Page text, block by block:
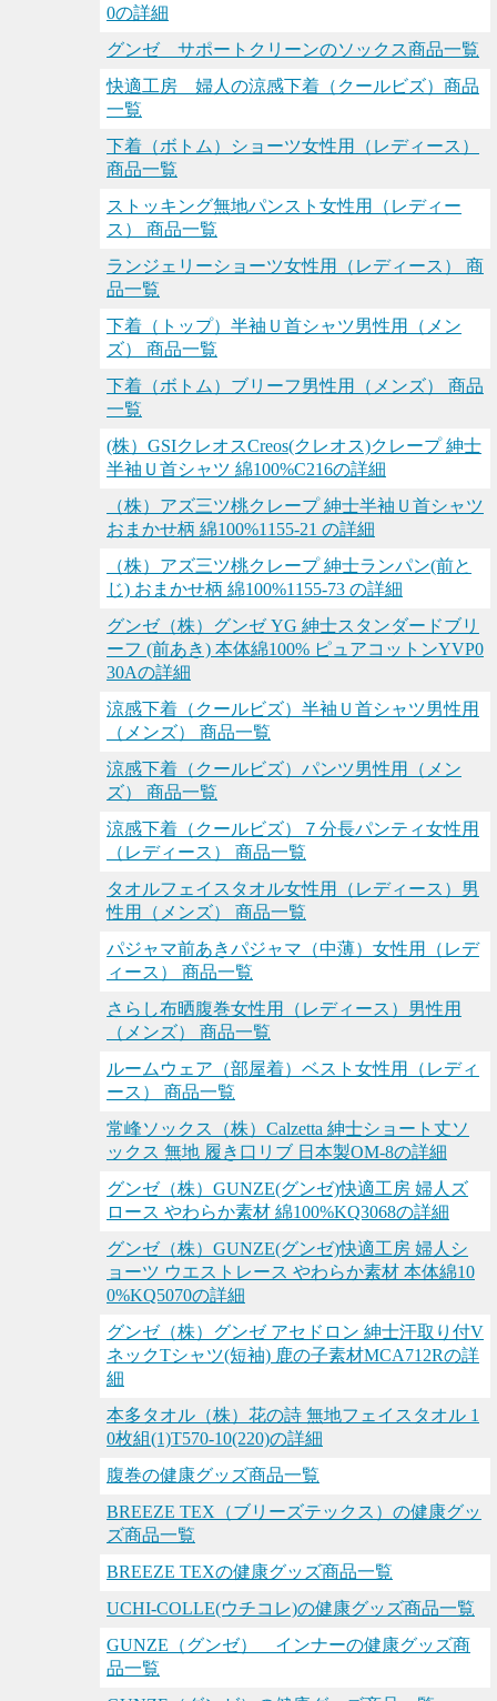
0の詳細
グンゼ サポートクリーンのソックス商品一覧
快適工房 婦人の涼感下着（クールビズ）商品
一覧
下着（ボトム）ショーツ女性用（レディース）
商品一覧
ストッキング無地パンスト女性用（レディー
ス） 商品一覧
ランジェリーショーツ女性用（レディース） 商
品一覧
下着（トップ）半袖Ｕ首シャツ男性用（メン
ズ） 商品一覧
下着（ボトム）ブリーフ男性用（メンズ） 商品
一覧
(株）GSIクレオスCreos(クレオス)クレープ 紳士
半袖Ｕ首シャツ 綿100%C216の詳細
（株）アズ三ツ桃クレープ 紳士半袖Ｕ首シャツ
おまかせ柄 綿100%1155-21 の詳細
（株）アズ三ツ桃クレープ 紳士ランパン(前と
じ) おまかせ柄 綿100%1155-73 の詳細
グンゼ（株）グンゼ YG 紳士スタンダードブリ
ーフ (前あき) 本体綿100% ピュアコットンYVP0
30Aの詳細
涼感下着（クールビズ）半袖Ｕ首シャツ男性用
（メンズ） 商品一覧
涼感下着（クールビズ）パンツ男性用（メン
ズ） 商品一覧
涼感下着（クールビズ）７分長パンティ女性用
（レディース） 商品一覧
タオルフェイスタオル女性用（レディース）男
性用（メンズ） 商品一覧
パジャマ前あきパジャマ（中薄）女性用（レデ
ィース） 商品一覧
さらし布晒腹巻女性用（レディース）男性用
（メンズ） 商品一覧
ルームウェア（部屋着）ベスト女性用（レディ
ース） 商品一覧
常峰ソックス（株）Calzetta 紳士ショート丈ソ
ックス 無地 履き口リブ 日本製OM-8の詳細
グンゼ（株）GUNZE(グンゼ)快適工房 婦人ズ
ロース やわらか素材 綿100%KQ3068の詳細
グンゼ（株）GUNZE(グンゼ)快適工房 婦人シ
ョーツ ウエストレース やわらか素材 本体綿10
0%KQ5070の詳細
グンゼ（株）グンゼ アセドロン 紳士汗取り付V
ネックTシャツ(短袖) 鹿の子素材MCA712Rの詳
細
本多タオル（株）花の詩 無地フェイスタオル 1
0枚組(1)T570-10(220)の詳細
腹巻の健康グッズ商品一覧
BREEZE TEX（ブリーズテックス）の健康グッ
ズ商品一覧
BREEZE TEXの健康グッズ商品一覧
UCHI-COLLE(ウチコレ)の健康グッズ商品一覧
GUNZE（グンゼ） インナーの健康グッズ商
品一覧